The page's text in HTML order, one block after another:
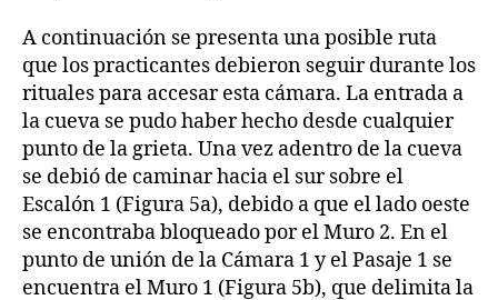
A continuación se presenta una posible ruta
que los practicantes debieron seguir durante los
rituales para accesar esta cámara. La entrada a
la cueva se pudo haber hecho desde cualquier
punto de la grieta. Una vez adentro de la cueva
se debió de caminar hacia el sur sobre el
Escalón 1 (Figura 5a), debido a que el lado oeste
se encontraba bloqueado por el Muro 2. En el
punto de unión de la Cámara 1 y el Pasaje 1 se
encuentra el Muro 1 (Figura 5b), que delimita la